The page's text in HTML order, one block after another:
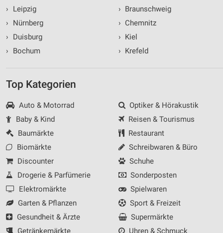
›
Leipzig
›
Nürnberg
›
Duisburg
›
Bochum
› Braunschweig
› Chemnitz
› Kiel
› Krefeld
Top Kategorien
Auto & Motorrad
Baby & Kind
Baumärkte
Biomärkte
Discounter
Drogerie & Parfümerie
Elektromärkte
Garten & Pflanzen
Gesundheit & Ärzte
Getränkemärkte
Optiker & Hörakustik
Reisen & Tourismus
Restaurant
Schreibwaren & Büro
Schuhe
Sonderposten
Spielwaren
Sport & Freizeit
Supermärkte
Uhren & Schmuck